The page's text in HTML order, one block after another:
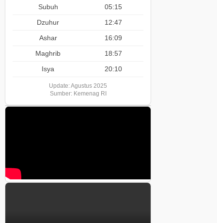
Subuh
05:15
Dzuhur
12:47
Ashar
16:09
Maghrib
18:57
Isya
20:10
Update: Agustus 2025
Sumber: Kemenag RI